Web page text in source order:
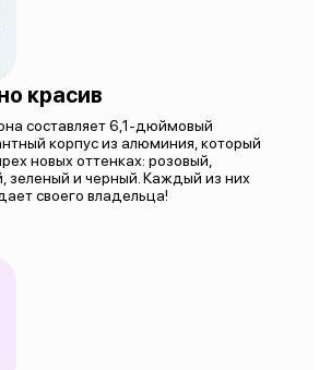
красив
составляет 6,1-дюймовый
корпус из алюминия, который
новых оттенках: розовый,
зеленый и черный. Каждый из них
своего владельца!